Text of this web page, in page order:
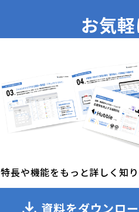
お気
特長や機能をもっと詳しく知
資料をダウンロ